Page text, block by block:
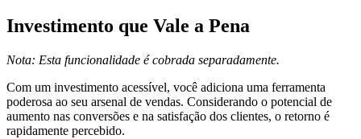
Investimento que Vale a Pena
Nota: Esta funcionalidade é cobrada separadamente.
Com um investimento acessível, você adiciona uma ferramenta
poderosa ao seu arsenal de vendas. Considerando o potencial de
aumento nas conversões e na satisfação dos clientes, o retorno é
rapidamente percebido.